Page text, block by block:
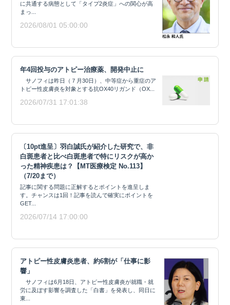
に共通する病態として「タイプ2炎症」への関心が高
まっ...
2026/08/01 05:00:00
年4回投与のアトピー治療薬、開発中止に
サノフィは昨日（７月30日）、中等症から重症のア
トピー性皮膚炎を対象とする抗OX40リガンド（OX...
2026/07/31 17:01:38
〔10pt進呈〕羽白誠氏が紹介した研究で、非
白斑患者と比べ白斑患者で特にリスクが高か
った精神疾患は？【MT医療検定 No.113】
（7/20まで）
記事に関する問題に正解するとポイントを進呈しま
す。チャンスは1回！記事を読んで確実にポイントを
GET...
2026/07/14 17:00:00
アトピー性皮膚炎患者、約6割が「仕事に影
響」
サノフィは6月18日、アトピー性皮膚炎が就職・就
労に及ぼす影響を調査した「白書」を発表し、同日に
東...